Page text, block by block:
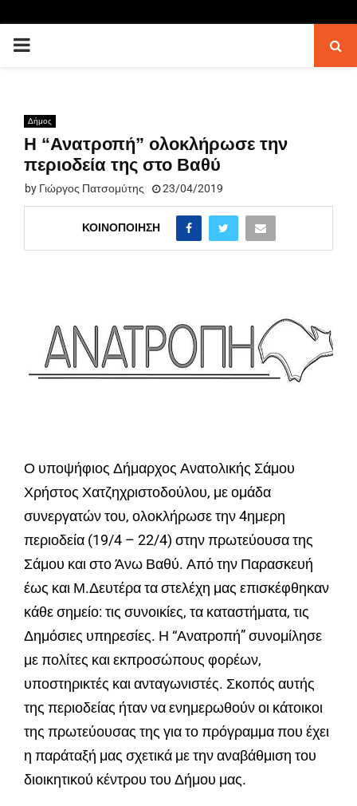
PRIMARY
Δήμος
Η “Ανατροπή” ολοκλήρωσε την
περιοδεία της στο Βαθύ
by Γιώργος Πατσομύτης 23/04/2019
ΚΟΙΝΟΠΟΊΗΣΗ
Ο υποψήφιος Δήμαρχος Ανατολικής Σάμου
Χρήστος Χατζηχριστοδούλου, με ομάδα
συνεργατών του, ολοκλήρωσε την 4ημερη
περιοδεία (19/4 – 22/4) στην πρωτεύουσα της
Σάμου και στο Άνω Βαθύ. Από την Παρασκευή
έως και Μ.Δευτέρα τα στελέχη μας επισκέφθηκαν
κάθε σημείο: τις συνοικίες, τα καταστήματα, τις
Δημόσιες υπηρεσίες. Η “Ανατροπή” συνομίλησε
με πολίτες και εκπροσώπους φορέων,
υποστηρικτές και ανταγωνιστές. Σκοπός αυτής
της περιοδείας ήταν να ενημερωθούν οι κάτοικοι
της πρωτεύουσας της για το πρόγραμμα που έχει
η παράταξή μας σχετικά με την αναβάθμιση του
διοικητικού κέντρου του Δήμου μας.